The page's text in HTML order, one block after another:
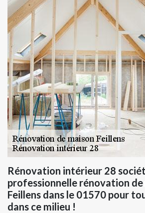
Rénovation intérieur 28
professionnelle rénovation de
Feillens dans le 01570 pour
dans ce milieu !